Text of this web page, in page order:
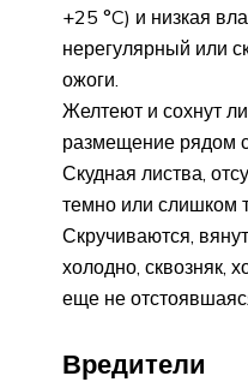
+25 °C) и низкая
нерегулярный или
ожоги.
Желтеют и сохнут
размещение рядом
Скудная листва,
темно или слишком
Скручиваются,
холодно, сквозняк,
еще не
Вредители